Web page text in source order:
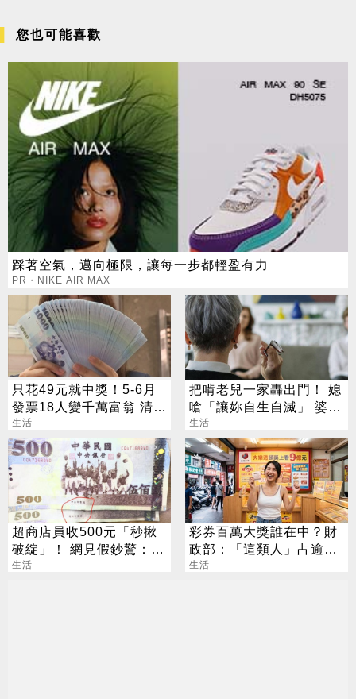
您也可能喜歡
踩著空氣，邁向極限，讓每一步都輕盈有力
PR・NIKE AIR MAX
只花49元就中獎！5-6月
發票18人變千萬富翁 清冊
下午公布
生活
把啃老兒一家轟出門！ 媳
嗆「讓妳自生自滅」 婆笑
酸：沒本事
生活
超商店員收500元「秒揪
破綻」！ 網見假鈔驚：也
太像
生活
彩券百萬大獎誰在中？財
政部：「這類人」占逾6
成
生活